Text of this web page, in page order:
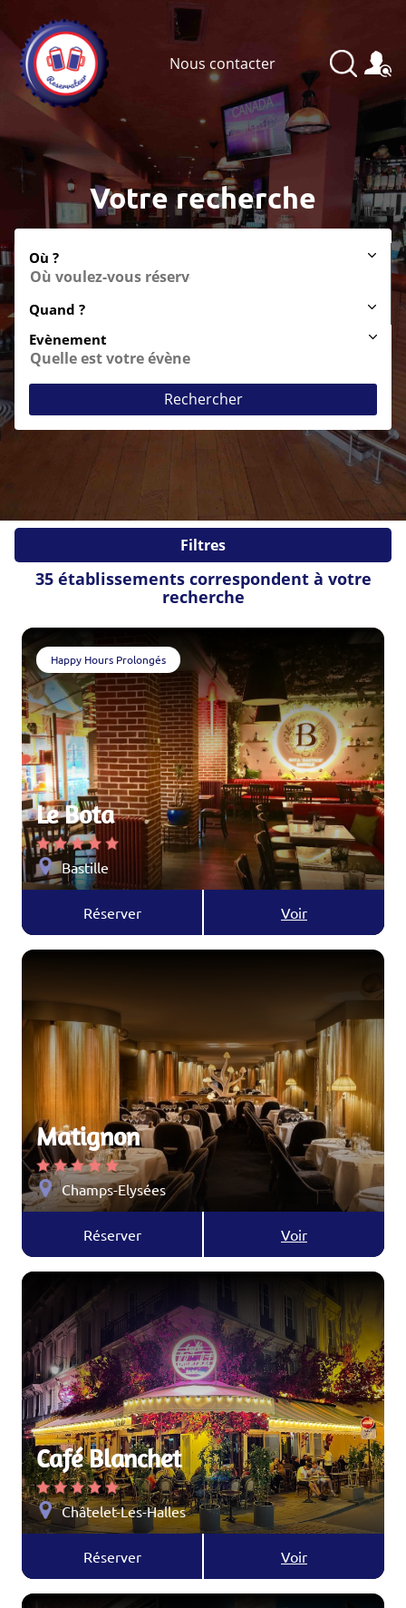
Nous contacter
Votre recherche
Où ?
Quand ?
Evènement
Soirée entre amis
Soirée en amoureux Pot de départ
EVJF / EVG
Evènements d'entreprises Fiançailles Mariage
Autres
Rechercher
Veuillez patienter
Filtres
35 établissements correspondent à votre
recherche
Happy Hours Prolongés
Le Bota
Bastille
Réserver Voir
Matignon
Champs-Elysées
Réserver Voir
Café Blanchet
Châtelet-Les-Halles
Réserver Voir